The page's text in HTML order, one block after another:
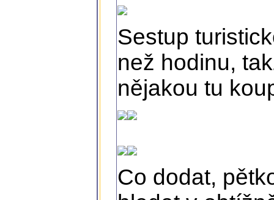
Sestup
než hodinu,
nějakou tu
Co dodat,